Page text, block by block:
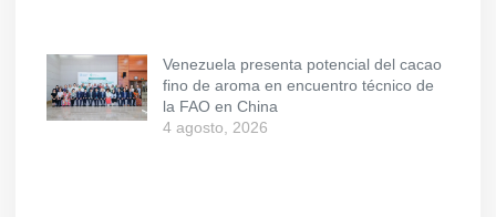
Venezuela presenta potencial del cacao
fino de aroma en encuentro técnico de
la FAO en China
4 agosto, 2026